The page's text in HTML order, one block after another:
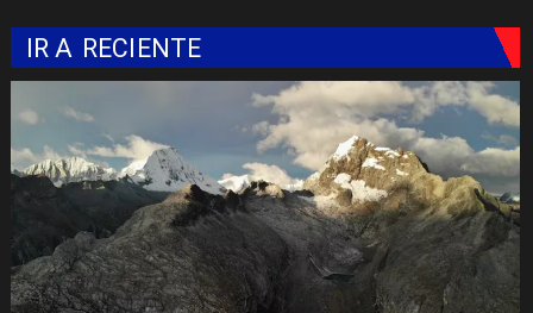
IR A RECIENTE